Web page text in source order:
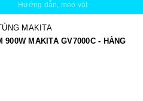
Hướng dẫn, mẹo vặt
MAKITA
900W MAKITA GV7000C - HÀNG